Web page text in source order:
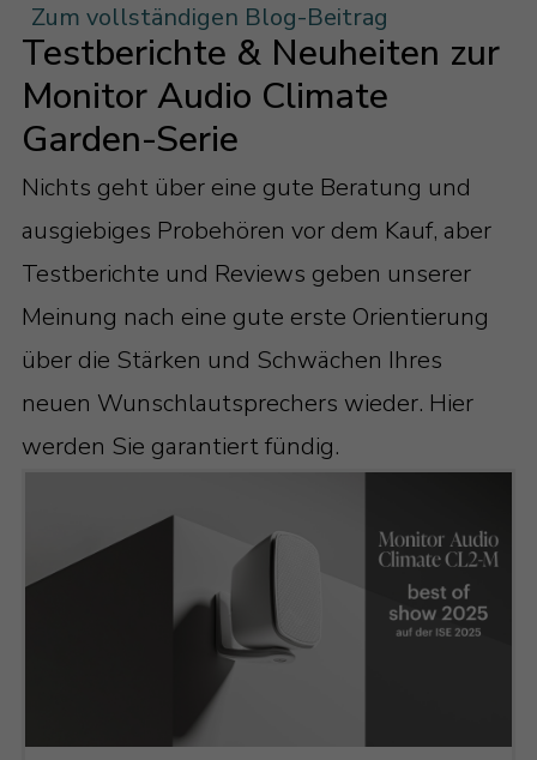
Zum vollständigen Blog-Beitrag
Testberichte & Neuheiten zur
Monitor Audio Climate
Garden-Serie
Nichts geht über eine gute Beratung und
ausgiebiges Probehören vor dem Kauf, aber
Testberichte und Reviews geben unserer
Meinung nach eine gute erste Orientierung
über die Stärken und Schwächen Ihres
neuen Wunschlautsprechers wieder. Hier
werden Sie garantiert fündig.